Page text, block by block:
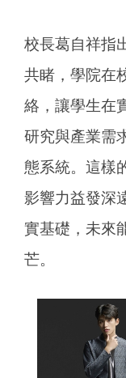
校長葛自祥指
共睹，學院在
絡，讓學生在
研究與產業需
態系統。這樣
影響力益發深
實基礎，未來
芒。